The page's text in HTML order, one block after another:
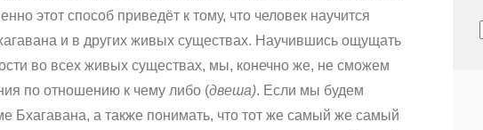
этот способ приведёт к тому, что человек научится
и в других живых существах. Научившись ощущать
во всех живых существах, мы, конечно же, не сможем
по отношению к чему либо (двеша). Если мы будем
Бхагавана, а также понимать, что тот же самый же самый